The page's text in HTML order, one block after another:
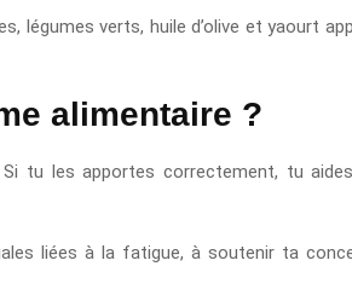
légumes verts, huile d’olive et yaourt
alimentaire ?
Si tu les apportes correctement, tu
liées à la fatigue, à soutenir ta